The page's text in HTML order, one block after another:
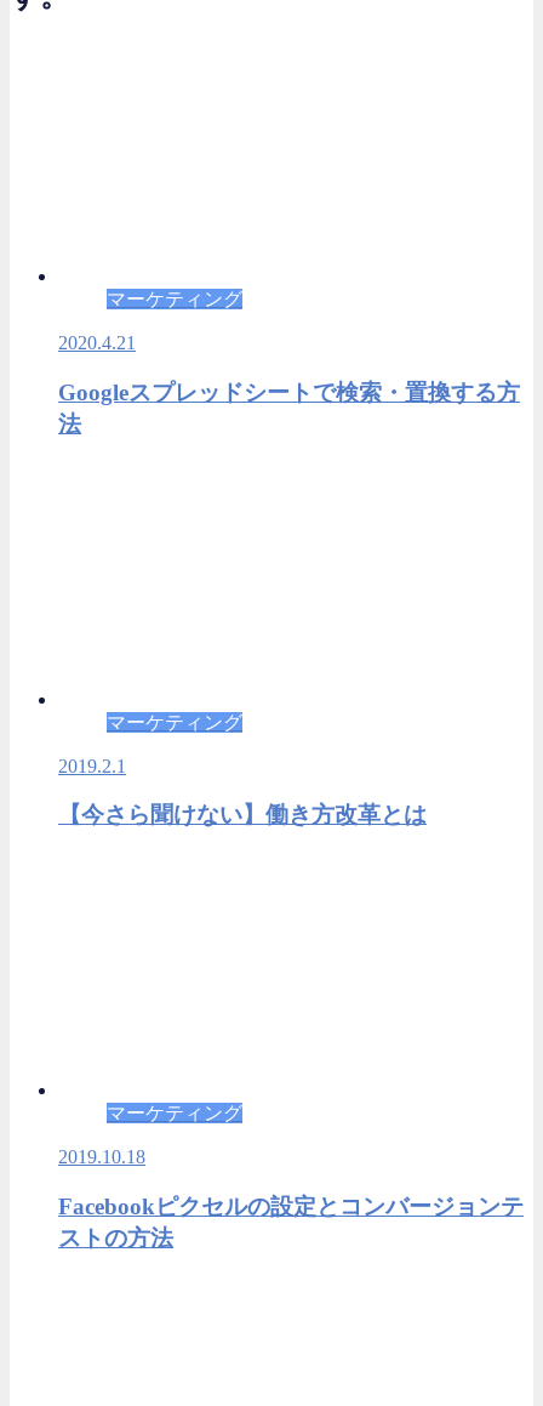
マーケティング
2020.4.21
Googleスプレッドシートで検索・置換する方
法
マーケティング
2019.2.1
【今さら聞けない】働き方改革とは
マーケティング
2019.10.18
Facebookピクセルの設定とコンバージョンテ
ストの方法